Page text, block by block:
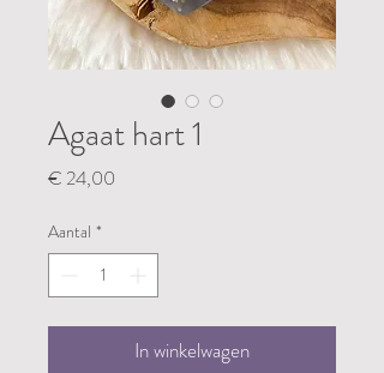
Agaat hart 1
€ 24,00
Aantal *
In winkelwagen